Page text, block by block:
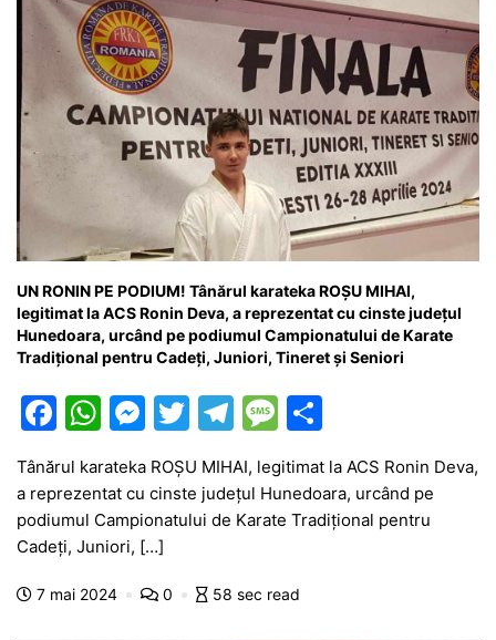
UN RONIN PE PODIUM! Tânărul karateka ROȘU MIHAI,
legitimat la ACS Ronin Deva, a reprezentat cu cinste județul
Hunedoara, urcând pe podiumul Campionatului de Karate
Tradițional pentru Cadeți, Juniori, Tineret și Seniori
F
c
e
b
o
W
at
s
A
p
M
s
s
e
n
T
itt
er
T
e
gr
m
M
e
s
s
g
ta
je
Tânărul karateka ROȘU MIHAI, legitimat la ACS Ronin Deva,
a reprezentat cu cinste județul Hunedoara, urcând pe
podiumul Campionatului de Karate Tradițional pentru
Cadeți, Juniori, […]
7 mai 2024 0 58 sec read